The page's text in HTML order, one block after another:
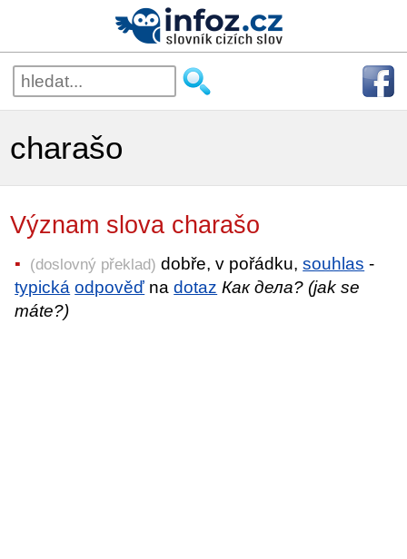
charašo
Význam slova charašo
(doslovný překlad) dobře, v pořádku,souhlas -
typická odpověď nadotaz Как дела? (jak se
máte?)